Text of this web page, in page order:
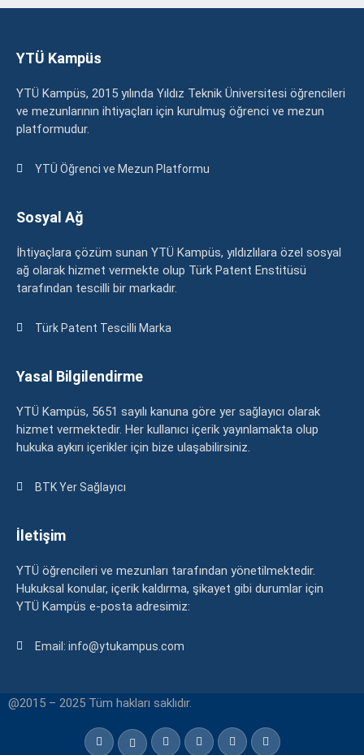
YTÜ Kampüs
YTÜ Kampüs, 2015 yılında Yıldız Teknik Üniversitesi öğrencileri
ve mezunlarının ihtiyaçları için kurulmuş öğrenci ve mezun
platformudur.
YTÜ Öğrenci ve Mezun Platformu
Sosyal Ağ
İhtiyaçlara çözüm sunan YTÜ Kampüs, yıldızlılara özel sosyal
ağ olarak hizmet vermekte olup Türk Patent Enstitüsü
tarafından tescilli bir markadır.
Türk Patent Tescilli Marka
Yasal Bilgilendirme
YTÜ Kampüs, 5651 sayılı kanuna göre yer sağlayıcı olarak
hizmet vermektedir. Her kullanıcı içerik yayınlamakta olup
hukuka aykırı içerikler için bize ulaşabilirsiniz.
BTK Yer Sağlayıcı
İletişim
YTÜ öğrencileri ve mezunları tarafından yönetilmektedir.
Hukuksal konular, içerik kaldırma, şikayet gibi durumlar için
YTÜ Kampüs e-posta adresimiz:
Email: info@ytukampus.com
@2015 – 2025 Tüm hakları saklıdır.